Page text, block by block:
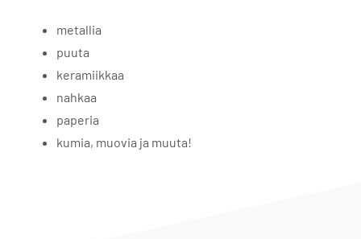
metallia
puuta
keramiikkaa
nahkaa
paperia
kumia, muovia ja muuta!